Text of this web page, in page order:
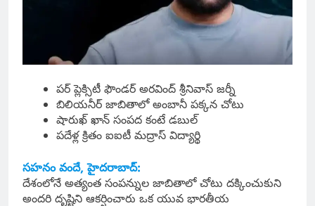
పర్ ప్లెక్సిటీ ఫౌండర్ అరవింద్ శ్రీనివాస్ జర్నీ
బిలియనీర్ జాబితాలో అంబానీ పక్కన చోటు
షారుఖ్ ఖాన్ సంపద కంటే డబుల్
పదేళ్ల క్రితం ఐఐటీ మద్రాస్ విద్యార్థి
సహనం వందే, హైదరాబాద్:
దేశంలోనే అత్యంత సంపన్నుల జాబితాలో చోటు దక్కించుకుని
అందరి దృష్టిని ఆకర్షించారు ఒక యువ భారతీయ